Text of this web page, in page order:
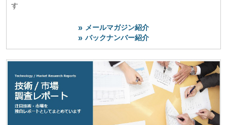
す
メールマガジン紹介
バックナンバー紹介